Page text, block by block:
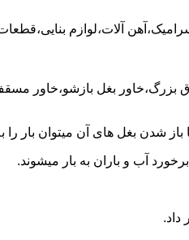
آلات،لوازم
بزرگ،خاور بغل بازشو،خاور
شدن بغل های آن میتوان بار را
آب و باران به بار میشوند.